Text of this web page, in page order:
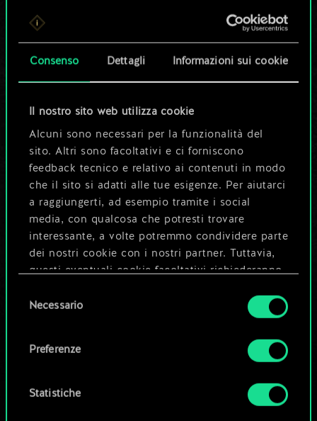
Consenso Dettagli Informazioni sui cookie
Il nostro sito web utilizza cookie
Alcuni sono necessari per la funzionalità del
sito. Altri sono facoltativi e ci forniscono
feedback tecnico e relativo ai contenuti in modo
che il sito si adatti alle tue esigenze. Per aiutarci
a raggiungerti, ad esempio tramite i social
media, con qualcosa che potresti trovare
interessante, a volte potremmo condividere parte
dei nostri cookie con i nostri partner. Tuttavia,
questi eventuali cookie facoltativi richiederanno
Tutti i dettagli su come utilizziamo i cookie e su
disponibili nel menu "Impostazioni" qui sotto.
delNecessario
Preferenze
Statistiche
Per ora, è solo un
set di carte
condiviso.
Ma può diventare
molto altro!
Dai un nome al mazzo e crea una
guida
Modifica mazzo
Esplora i mazzi della community